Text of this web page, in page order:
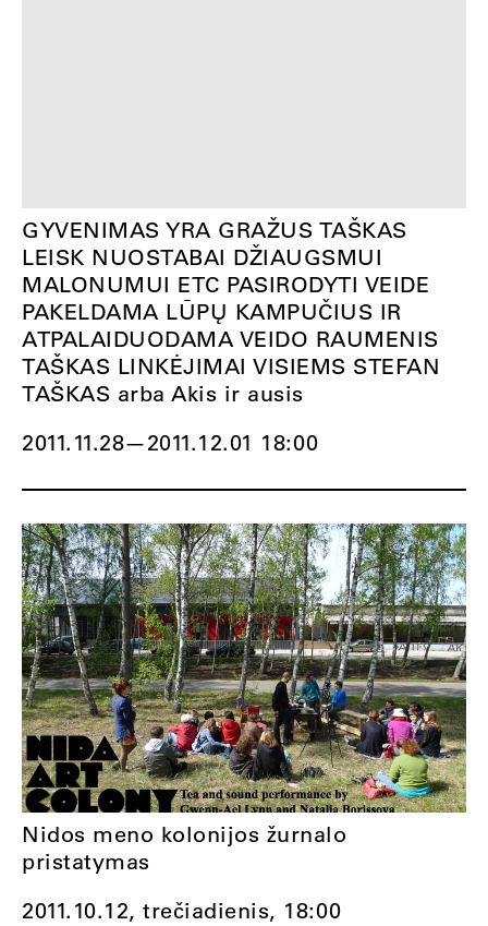
2011.11.28—2011.12.01 18:00
GYVENIMAS YRA GRAŽUS TAŠKAS
LEISK NUOSTABAI DŽIAUGSMUI
MALONUMUI ETC PASIRODYTI VEIDE
PAKELDAMA LŪPŲ KAMPUČIUS IR
ATPALAIDUODAMA VEIDO RAUMENIS
TAŠKAS LINKĖJIMAI VISIEMS STEFAN
TAŠKAS arba Akis ir ausis
2011.10.12, trečiadienis, 18:00
Nidos meno kolonijos žurnalo
pristatymas